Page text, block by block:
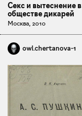
Секс и вытеснение в
обществе дикарей
Москва, 2010
owl.chertanova-1